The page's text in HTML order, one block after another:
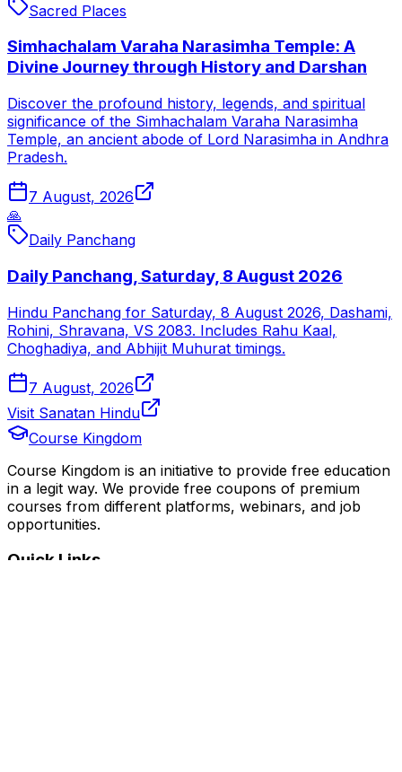
Sacred Places
Simhachalam Varaha Narasimha Temple: A
Divine Journey through History and Darshan
Discover the profound history, legends, and spiritual
significance of the Simhachalam Varaha Narasimha
Temple, an ancient abode of Lord Narasimha in Andhra
Pradesh.
7 August, 2026
🙏
Daily Panchang
Daily Panchang, Saturday, 8 August 2026
Hindu Panchang for Saturday, 8 August 2026, Dashami,
Rohini, Shravana, VS 2083. Includes Rahu Kaal,
Choghadiya, and Abhijit Muhurat timings.
7 August, 2026
Visit Sanatan Hindu
Course Kingdom
Course Kingdom is an initiative to provide free education
in a legit way. We provide free coupons of premium
courses from different platforms, webinars, and job
opportunities.
Quick Links